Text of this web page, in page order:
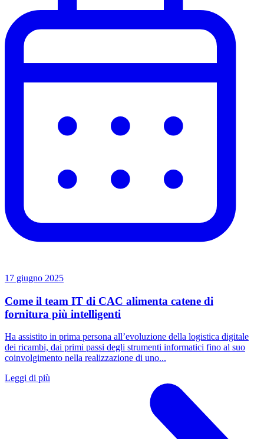
17 giugno 2025
Come il team IT di CAC alimenta catene di
fornitura più intelligenti
Ha assistito in prima persona all’evoluzione della logistica digitale
dei ricambi, dai primi passi degli strumenti informatici fino al suo
coinvolgimento nella realizzazione di uno...
Leggi di più